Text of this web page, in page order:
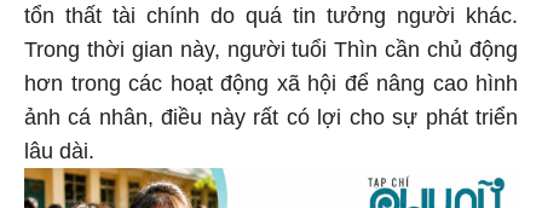
tổn thất tài chính do quá tin tưởng người khác.
Trong thời gian này, người tuổi Thìn cần chủ động
hơn trong các hoạt động xã hội để nâng cao hình
ảnh cá nhân, điều này rất có lợi cho sự phát triển
lâu dài.